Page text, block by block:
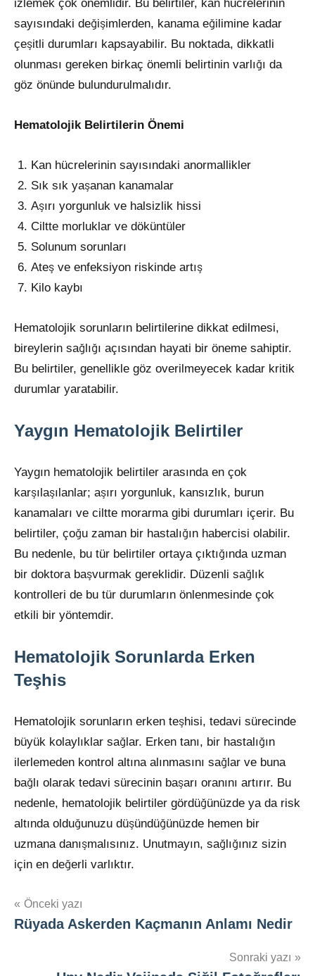
izlemek çok önemlidir. Bu belirtiler, kan hücrelerinin
sayısındaki değişimlerden, kanama eğilimine kadar
çeşitli durumları kapsayabilir. Bu noktada, dikkatli
olunması gereken birkaç önemli belirtinin varlığı da
göz önünde bulundurulmalıdır.
Hematolojik Belirtilerin Önemi
Kan hücrelerinin sayısındaki anormallikler
Sık sık yaşanan kanamalar
Aşırı yorgunluk ve halsizlik hissi
Ciltte morluklar ve döküntüler
Solunum sorunları
Ateş ve enfeksiyon riskinde artış
Kilo kaybı
Hematolojik sorunların belirtilerine dikkat edilmesi,
bireylerin sağlığı açısından hayati bir öneme sahiptir.
Bu belirtiler, genellikle göz overilmeyecek kadar kritik
durumlar yaratabilir.
Yaygın Hematolojik Belirtiler
Yaygın hematolojik belirtiler arasında en çok
karşılaşılanlar; aşırı yorgunluk, kansızlık, burun
kanamaları ve ciltte morarma gibi durumları içerir. Bu
belirtiler, çoğu zaman bir hastalığın habercisi olabilir.
Bu nedenle, bu tür belirtiler ortaya çıktığında uzman
bir doktora başvurmak gereklidir. Düzenli sağlık
kontrolleri de bu tür durumların önlenmesinde çok
etkili bir yöntemdir.
Hematolojik Sorunlarda Erken
Teşhis
Hematolojik sorunların erken teşhisi, tedavi sürecinde
büyük kolaylıklar sağlar. Erken tanı, bir hastalığın
ilerlemeden kontrol altına alınmasını sağlar ve buna
bağlı olarak tedavi sürecinin başarı oranını artırır. Bu
nedenle, hematolojik belirtiler gördüğünüzde ya da risk
altında olduğunuzu düşündüğünüzde hemen bir
uzmana danışmalısınız. Unutmayın, sağlığınız sizin
için en değerli varlıktır.
Yazı
gezinmesi
Önceki yazı
Rüyada Askerden Kaçmanın Anlamı Nedir
Sonraki yazı